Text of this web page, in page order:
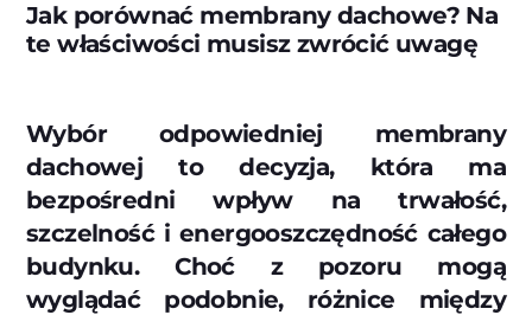
Jak porównać membrany dachowe? Na
te właściwości musisz zwrócić uwagę
Wybór odpowiedniej membrany
dachowej to decyzja, która ma
bezpośredni wpływ na trwałość,
szczelność i energooszczędność całego
budynku. Choć z pozoru mogą
wyglądać podobnie, różnice między